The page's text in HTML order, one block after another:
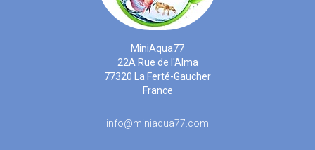
MiniAqua77
22A Rue de l'Alma
77320 La Ferté-Gaucher
France
info@miniaqua77.com